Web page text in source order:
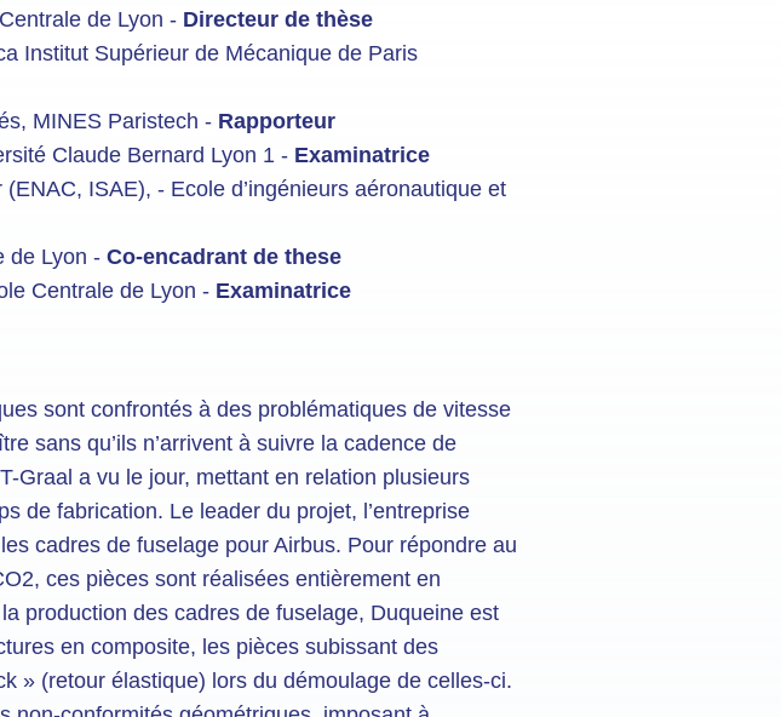
de Lyon - Directeur de thèse
Institut Supérieur de Mécanique de Paris
MINES Paristech - Rapporteur
Claude Bernard Lyon 1 - Examinatrice
ISAE), - Ecole d’ingénieurs aéronautique et
de Lyon - Co-encadrant de these
Centrale de Lyon - Examinatrice
sont confrontés à des problématiques de vitesse
sans qu’ils n’arrivent à suivre la cadence de
Graal a vu le jour, mettant en relation plusieurs
de fabrication. Le leader du projet, l’entreprise
cadres de fuselage pour Airbus. Pour répondre au
ces pièces sont réalisées entièrement en
production des cadres de fuselage, Duqueine est
en composite, les pièces subissant des
» (retour élastique) lors du démoulage de celles-ci.